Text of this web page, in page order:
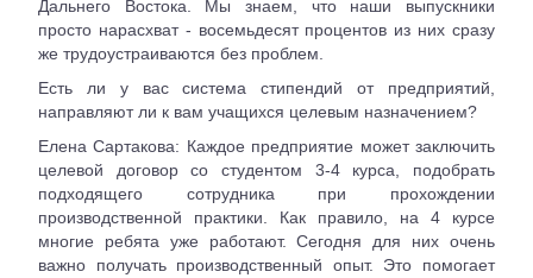
Дальнего Востока. Мы знаем, что наши выпускники
просто нарасхват - восемьдесят процентов из них сразу
же трудоустраиваются без проблем.
Есть ли у вас система стипендий от предприятий,
направляют ли к вам учащихся целевым назначением?
Елена Сартакова: Каждое предприятие может заключить
целевой договор со студентом 3-4 курса, подобрать
подходящего сотрудника при прохождении
производственной практики. Как правило, на 4 курсе
многие ребята уже работают. Сегодня для них очень
важно получать производственный опыт. Это помогает